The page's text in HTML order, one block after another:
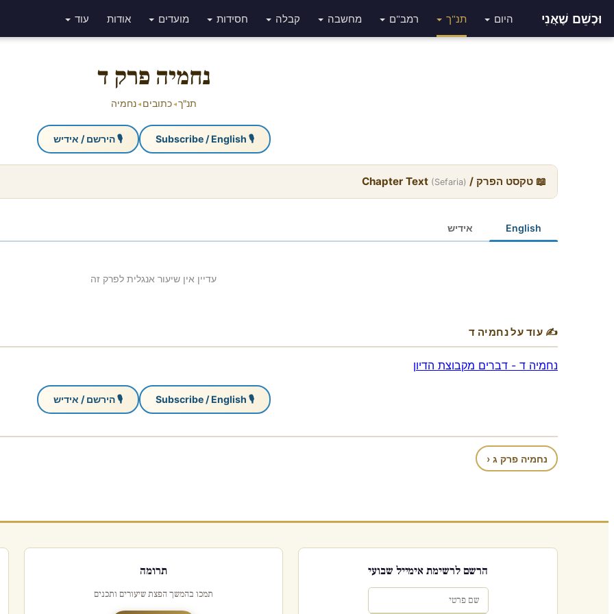
וּכְשֵׁם שֶׁאֲנִי היום תנ"ך רמב"ם מחשבה קבלה חסידות מועדים אודות עוד
נחמיה פרק ד
תנ"ך ◂ כתובים ◂ נחמיה
🎙 Subscribe / English 🎙 הירשם / אידיש
📖 טקסט הפרק / Chapter Text (Sefaria)
English אידיש
עדיין אין שיעור אנגלית לפרק זה
✍ עוד על נחמיה ד
נחמיה ד - דברים מקבוצת הדיון
🎙 Subscribe / English 🎙 הירשם / אידיש
נחמיה פרק ג ‹
הרשם לרשימת אימייל שבועי תרומה
תמכו בהמשך הפצת שיעורים ותכנים